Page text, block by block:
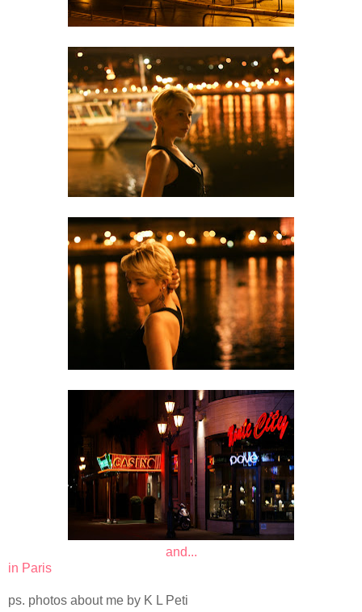
and...
in Paris
ps. photos about me by K L Peti